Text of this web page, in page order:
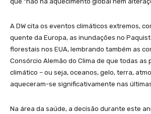
A DW cita os eventos climáticos extremos,
quente da Europa, as inundações no
florestais nos EUA, lembrando também as
Consórcio Alemão do Clima de que todas as
climático – ou seja, oceanos, gelo, terra,
aqueceram-se significativamente nas
Na área da saúde, a decisão durante este